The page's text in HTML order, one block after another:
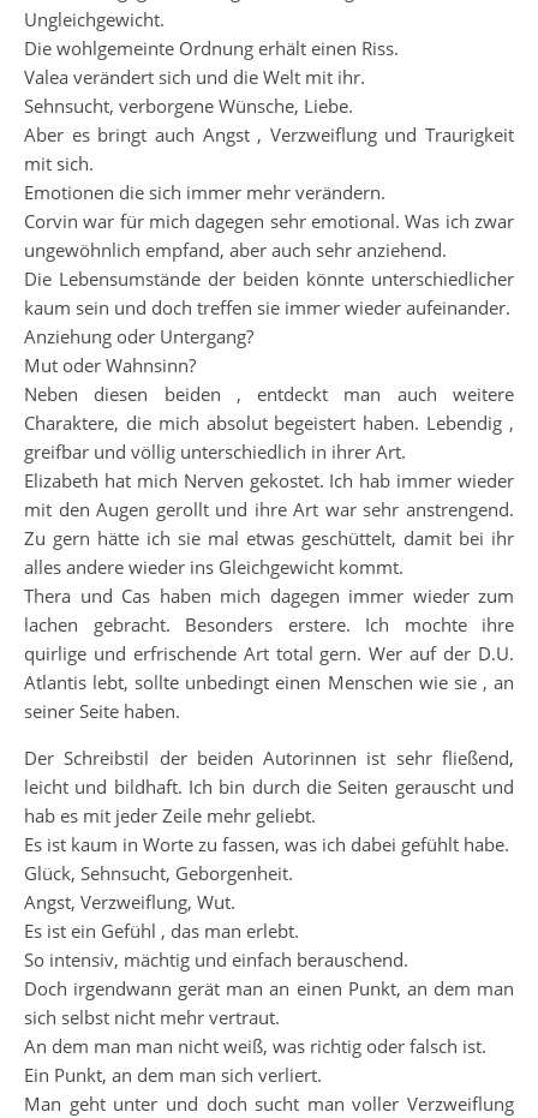
Ungleichgewicht.
Die wohlgemeinte Ordnung erhält einen Riss.
Valea verändert sich und die Welt mit ihr.
Sehnsucht, verborgene Wünsche, Liebe.
Aber es bringt auch Angst , Verzweiflung und Traurigkeit
mit sich.
Emotionen die sich immer mehr verändern.
Corvin war für mich dagegen sehr emotional. Was ich zwar
ungewöhnlich empfand, aber auch sehr anziehend.
Die Lebensumstände der beiden könnte unterschiedlicher
kaum sein und doch treffen sie immer wieder aufeinander.
Anziehung oder Untergang?
Mut oder Wahnsinn?
Neben diesen beiden , entdeckt man auch weitere
Charaktere, die mich absolut begeistert haben. Lebendig ,
greifbar und völlig unterschiedlich in ihrer Art.
Elizabeth hat mich Nerven gekostet. Ich hab immer wieder
mit den Augen gerollt und ihre Art war sehr anstrengend.
Zu gern hätte ich sie mal etwas geschüttelt, damit bei ihr
alles andere wieder ins Gleichgewicht kommt.
Thera und Cas haben mich dagegen immer wieder zum
lachen gebracht. Besonders erstere. Ich mochte ihre
quirlige und erfrischende Art total gern. Wer auf der D.U.
Atlantis lebt, sollte unbedingt einen Menschen wie sie , an
seiner Seite haben.
Der Schreibstil der beiden Autorinnen ist sehr fließend,
leicht und bildhaft. Ich bin durch die Seiten gerauscht und
hab es mit jeder Zeile mehr geliebt.
Es ist kaum in Worte zu fassen, was ich dabei gefühlt habe.
Glück, Sehnsucht, Geborgenheit.
Angst, Verzweiflung, Wut.
Es ist ein Gefühl , das man erlebt.
So intensiv, mächtig und einfach berauschend.
Doch irgendwann gerät man an einen Punkt, an dem man
sich selbst nicht mehr vertraut.
An dem man man nicht weiß, was richtig oder falsch ist.
Ein Punkt, an dem man sich verliert.
Man geht unter und doch sucht man voller Verzweiflung